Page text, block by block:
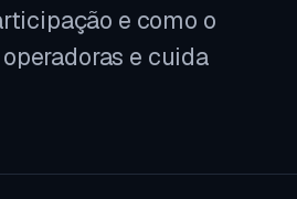
e como o
e cuida